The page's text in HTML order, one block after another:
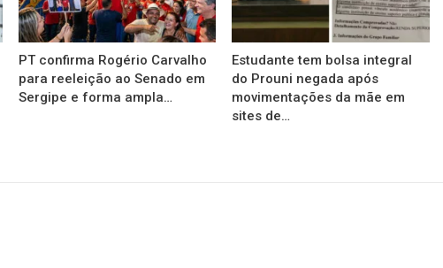
PT confirma Rogério Carvalho
para reeleição ao Senado em
Sergipe e forma ampla…
Estudante tem bolsa integral
do Prouni negada após
movimentações da mãe em
sites de…